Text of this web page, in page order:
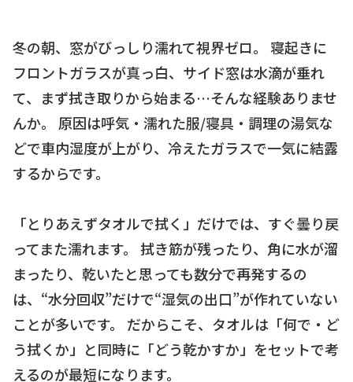
冬の朝、窓がびっしり濡れて視界ゼロ。 寝起きに
フロントガラスが真っ白、サイド窓は水滴が垂れ
て、まず拭き取りから始まる…そんな経験ありませ
んか。 原因は呼気・濡れた服/寝具・調理の湯気な
どで車内湿度が上がり、冷えたガラスで一気に結露
するからです。
「とりあえずタオルで拭く」だけでは、すぐ曇り戻
ってまた濡れます。 拭き筋が残ったり、角に水が溜
まったり、乾いたと思っても数分で再発するの
は、“水分回収”だけで“湿気の出口”が作れていない
ことが多いです。 だからこそ、タオルは「何で・ど
う拭くか」と同時に「どう乾かすか」をセットで考
えるのが最短になります。